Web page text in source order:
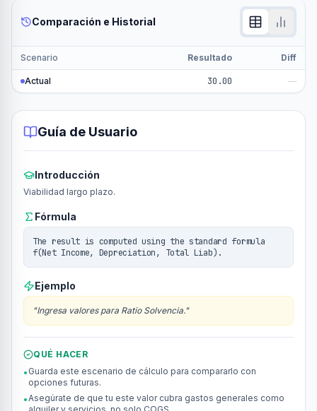
Comparación e Historial
Scenario Resultado Diff
Actual 30.00 —
Guía de Usuario
Introducción
Viabilidad largo plazo.
Fórmula
The result is computed using the standard formula
f(Net Income, Depreciation, Total Liab).
Ejemplo
"Ingresa valores para Ratio Solvencia."
QUÉ HACER
• Guarda este escenario de cálculo para compararlo con
opciones futuras.
•Asegúrate de que tu este valor cubra gastos generales como